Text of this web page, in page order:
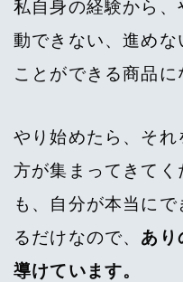
私自身の経験から
動できない、進め
ことができる商品に
やり始めたら、それ
方が集まってきて
も、自分が本当にで
るだけなので、 あり
導けています。